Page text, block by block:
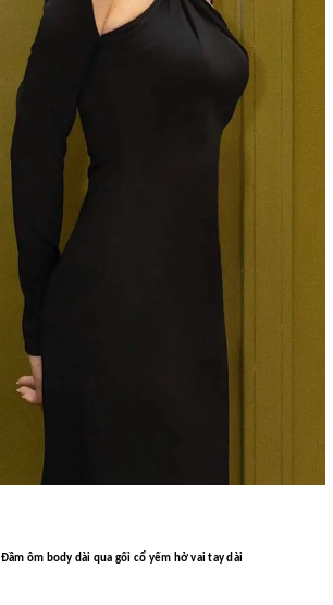
Đầm ôm body dài qua gối cổ yếm hở vai tay dài